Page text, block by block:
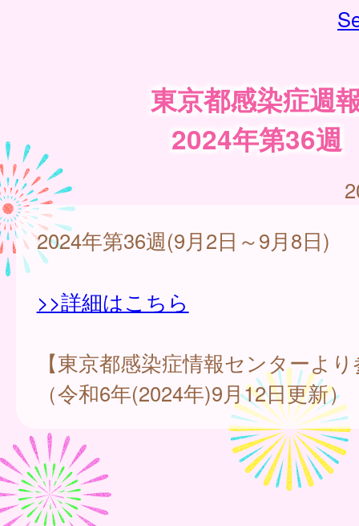
東京都感染症週
2024年第36週
2024年第36週(9月2日～9月8日)
>>詳細はこちら
【東京都感染症情報センターよ
（令和6年(2024年)9月12日更新）